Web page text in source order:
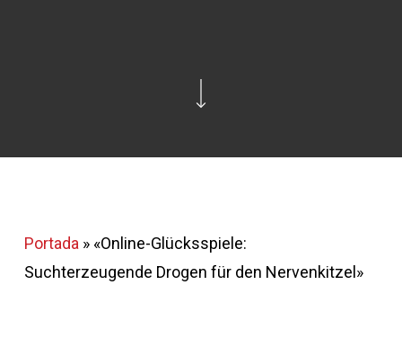
Portada » «Online-Glücksspiele:
Suchterzeugende Drogen für den Nervenkitzel»